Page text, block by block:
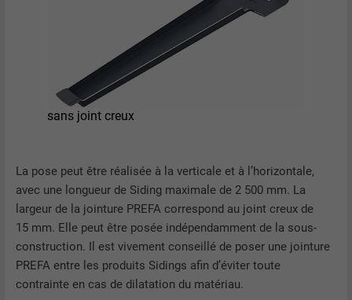
sans joint creux
La pose peut être réalisée à la verticale et à l’horizontale,
avec une longueur de Siding maximale de 2 500 mm. La
largeur de la jointure PREFA correspond au joint creux de
15 mm. Elle peut être posée indépendamment de la sous-
construction. Il est vivement conseillé de poser une jointure
PREFA entre les produits Sidings afin d’éviter toute
contrainte en cas de dilatation du matériau.